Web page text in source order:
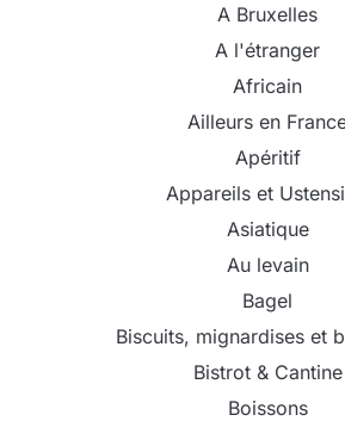
A Bruxelles
A l'étranger
Africain
Ailleurs en
Apéritif
Appareils et
Asiatique
Au levain
Bagel
Biscuits, mignardises et
Bistrot & Cantine
Boissons